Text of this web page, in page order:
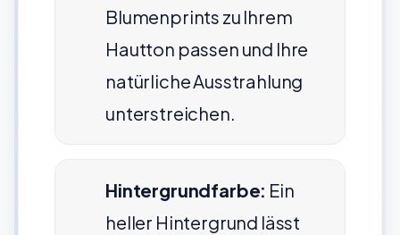
Blumenprints zu Ihrem
Hautton passen und Ihre
natürliche Ausstrahlung
unterstreichen.
Hintergrundfarbe: Ein
heller Hintergrund lässt